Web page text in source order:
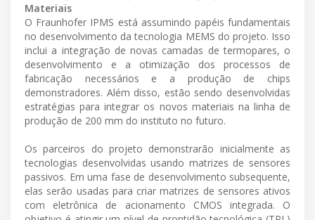
Materiais
O Fraunhofer IPMS está assumindo papéis fundamentais
no desenvolvimento da tecnologia MEMS do projeto. Isso
inclui a integração de novas camadas de termopares, o
desenvolvimento e a otimização dos processos de
fabricação necessários e a produção de chips
demonstradores. Além disso, estão sendo desenvolvidas
estratégias para integrar os novos materiais na linha de
produção de 200 mm do instituto no futuro.
Os parceiros do projeto demonstrarão inicialmente as
tecnologias desenvolvidas usando matrizes de sensores
passivos. Em uma fase de desenvolvimento subsequente,
elas serão usadas para criar matrizes de sensores ativos
com eletrônica de acionamento CMOS integrada. O